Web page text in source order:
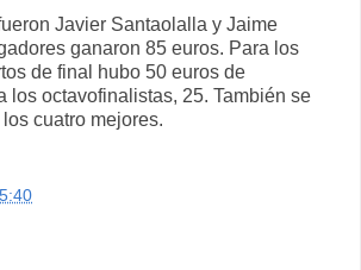
Javier Santaolalla y Jaime
ganaron 85 euros. Para los
de final hubo 50 euros de
los octavofinalistas, 25. También se
cuatro mejores.